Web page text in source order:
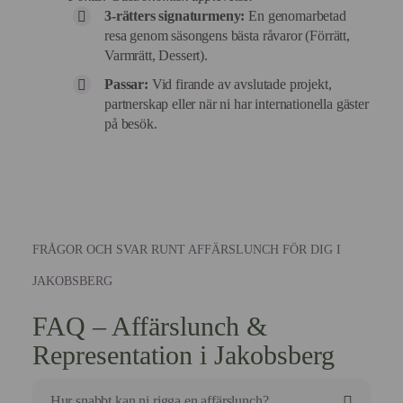
3-rätters signaturmeny: En genomarbetad
resa genom säsongens bästa råvaror (Förrätt,
Varmrätt, Dessert).
Passar: Vid firande av avslutade projekt,
partnerskap eller när ni har internationella gäster
på besök.
FRÅGOR OCH SVAR RUNT AFFÄRSLUNCH FÖR DIG I
JAKOBSBERG
FAQ – Affärslunch &
Representation i Jakobsberg